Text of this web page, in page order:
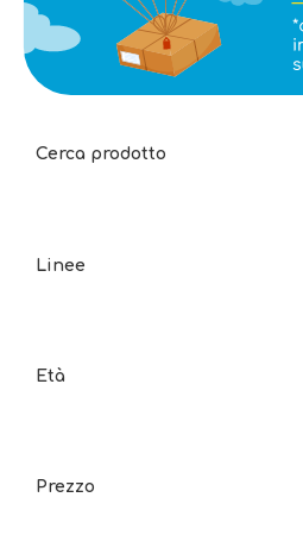
Cerca prodotto
Linee
Età
Prezzo